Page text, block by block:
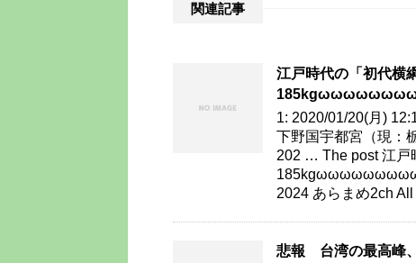
関連記事
江戸時代の「初代横
1: 2020/01/20(月)
下野国宇都宮（現
202 … The post 江戸
2024 あらまめ2ch
悲報 台湾の最高峰